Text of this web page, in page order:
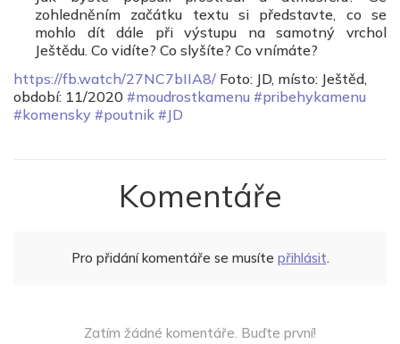
zohledněním začátku textu si představte, co se
mohlo dít dále při výstupu na samotný vrchol
Ještědu. Co vidíte? Co slyšíte? Co vnímáte?
https://fb.watch/27NC7bIIA8/ Foto: JD, místo: Ještěd,
období: 11/2020 #moudrostkamenu #pribehykamenu
#komensky #poutnik #JD
Komentáře
Pro přidání komentáře se musíte přihlásit.
Zatím žádné komentáře. Buďte první!